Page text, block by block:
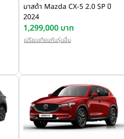
มาสด้า Mazda CX-5 2.0 SP ปี
2024
1,299,000 บาท
เปรียบเทียบกับรุ่นอื่น